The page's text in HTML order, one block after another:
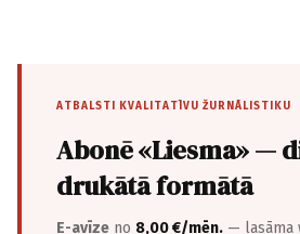
ATBALSTI KVALITATĪVU ŽURNĀLISTIKU
Abonē «Liesma» —
drukātā formātā
E-avīze no 8,00 €/mēn. — lasāma